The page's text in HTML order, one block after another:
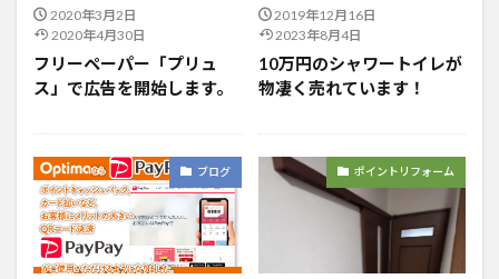
2020年3月2日
2020年4月30日
フリーペーパー「プリュ
ス」で広告を開始します。
2019年12月16日
2023年8月4日
10万円のシャワートイレが
物凄く売れています！
ブログ ポイントリフォーム